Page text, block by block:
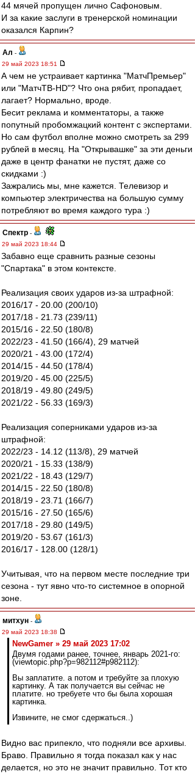
44 мячей пропущен лично Сафоновым.
И за какие заслуги в тренерской номинации
оказался Карпин?
Ал -
29 май 2023 18:51
А чем не устраивает картинка "МатчПремьер"
или "МатчТВ-HD"? Что она рябит, пропадает,
лагает? Нормально, вроде.
Бесит реклама и комментаторы, а также
попутный пробомжацкий контент с экспертами.
Но сам футбол вполне можно смотреть за 299
рублей в месяц. На "Открывашке" за эти деньги
даже в центр фанатки не пустят, даже со
скидками :)
Зажрались мы, мне кажется. Телевизор и
компьютер электричества на большую сумму
потребляют во время каждого тура :)
Спектр -
29 май 2023 18:44
Забавно еще сравнить разные сезоны
"Спартака" в этом контексте.
Реализация своих ударов из-за штрафной:
2016/17 - 20.00 (200/10)
2017/18 - 21.73 (239/11)
2015/16 - 22.50 (180/8)
2022/23 - 41.50 (166/4), 29 матчей
2020/21 - 43.00 (172/4)
2014/15 - 44.50 (178/4)
2019/20 - 45.00 (225/5)
2018/19 - 49.80 (249/5)
2021/22 - 56.33 (169/3)
Реализация соперниками ударов из-за
штрафной:
2022/23 - 14.12 (113/8), 29 матчей
2020/21 - 15.33 (138/9)
2021/22 - 18.43 (129/7)
2014/15 - 22.50 (180/8)
2018/19 - 23.71 (166/7)
2015/16 - 27.50 (165/6)
2017/18 - 29.80 (149/5)
2019/20 - 53.67 (161/3)
2016/17 - 128.00 (128/1)
Учитывая, что на первом месте последние три
сезона - тут явно что-то системное в опорной
зоне.
митхун -
29 май 2023 18:38
NewGamer » 29 май 2023 17:02
Двумя годами ранее, точнее, январь 2021-го:
(viewtopic.php?p=982112#p982112):
Вы заплатите. а потом и требуйте за плохую
картинку. А так получается вы сейчас не
платите. но требуете что бы была хорошая
картинка.
Извините, не смог сдержаться..)
Видно вас припекло, что подняли все архивы.
Браво. Правильно я тогда показал как у нас
делается, но это не значит правильно. Тот кто